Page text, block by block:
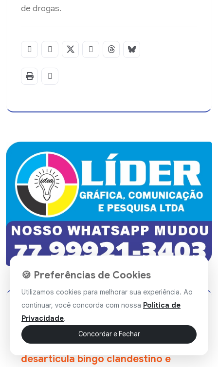
de drogas.
Guanambi
Operação Cartela Marcada
desarticula bingo clandestino e
🍪 Preferências de Cookies
Utilizamos cookies para melhorar sua experiência. Ao
continuar, você concorda com nossa Política de
Privacidade.
Concordar e Fechar